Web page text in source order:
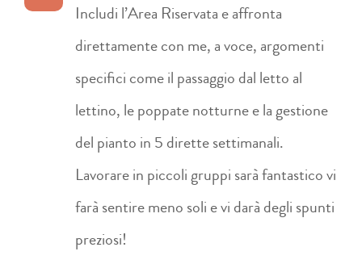
Includi l’Area Riservata e affronta
direttamente con me, a voce, argomenti
specifici come il passaggio dal letto al
lettino, le poppate notturne e la gestione
del pianto in 5 dirette settimanali.
Lavorare in piccoli gruppi sarà fantastico vi
farà sentire meno soli e vi darà degli spunti
preziosi!